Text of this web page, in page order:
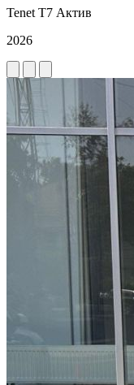
Tenet T7 Актив
2026